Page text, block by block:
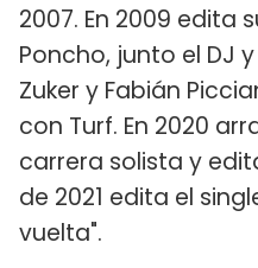
2007. En 2009 edita
Poncho, junto el DJ
Zuker y Fabián
con Turf. En 2020
carrera solista y
de 2021 edita el
vuelta".